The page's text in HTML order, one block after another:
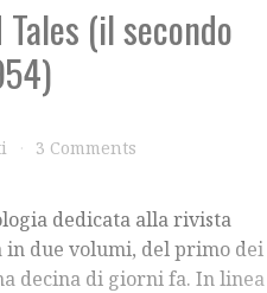
(il secondo
3 Comments
dedicata alla rivista
in due volumi, del primo dei
decina di giorni fa. In linea